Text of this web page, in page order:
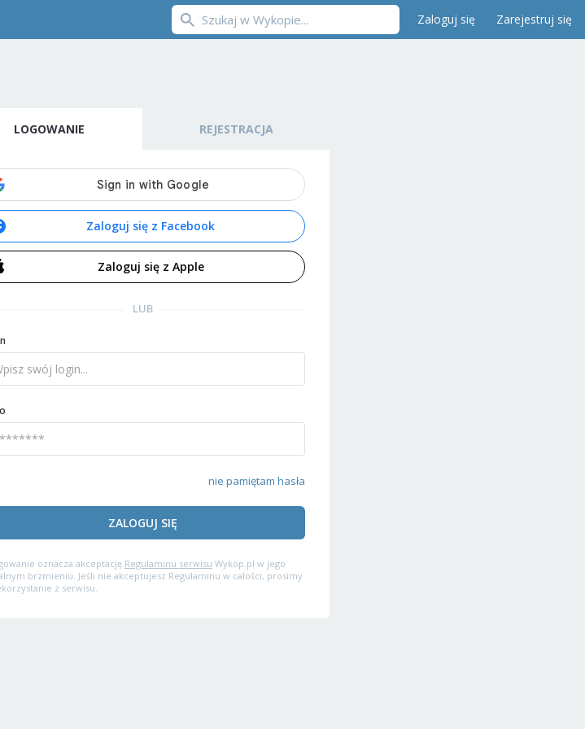
Zaloguj się Zarejestruj się
LOGOWANIE REJESTRACJA
Zaloguj się z Facebook
Zaloguj się z Apple
LUB
nie pamiętam hasła
ZALOGUJ SIĘ
oznacza akceptację Regulaminu serwisu Wykop.pl w jego
brzmieniu. Jeśli nie akceptujesz Regulaminu w całości, prosimy
z serwisu.